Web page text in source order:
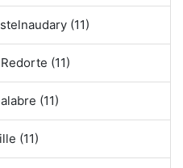
(11)
(11)
(11)
(11)